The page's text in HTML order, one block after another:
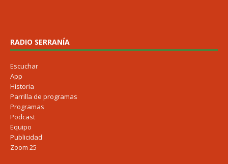
RADIO SERRANÍA
Escuchar
App
Historia
Parrilla de programas
Programas
Podcast
Equipo
Publicidad
Zoom 25